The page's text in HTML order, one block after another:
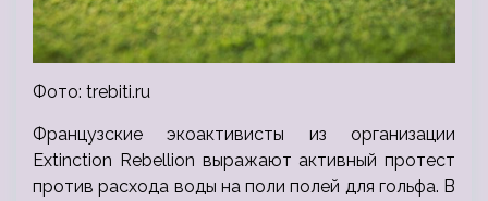
Фото: trebiti.ru
Французские экоактивисты из организации
Extinction Rebellion выражают активный протест
против расхода воды на поли полей для гольфа. В